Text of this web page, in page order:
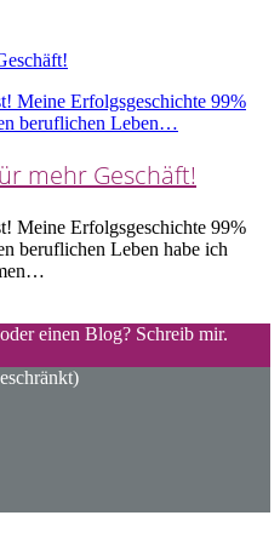
Meine Erfolgsgeschichte 99%
beruflichen Leben…
mehr Geschäft!
Meine Erfolgsgeschichte 99%
beruflichen Leben habe ich
einen Blog? Schreib mir.